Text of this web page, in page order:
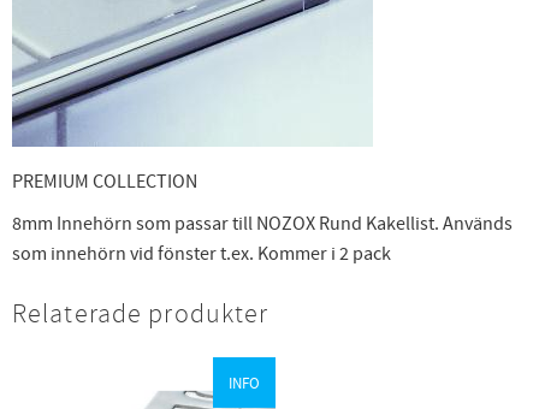
PREMIUM COLLECTION
8mm Innehörn som passar till NOZOX Rund Kakellist. Används
som innehörn vid fönster t.ex. Kommer i 2 pack
Relaterade produkter
INFO